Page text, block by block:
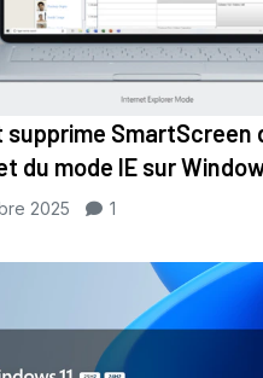
supprime SmartScreen
du mode IE sur
2025 1